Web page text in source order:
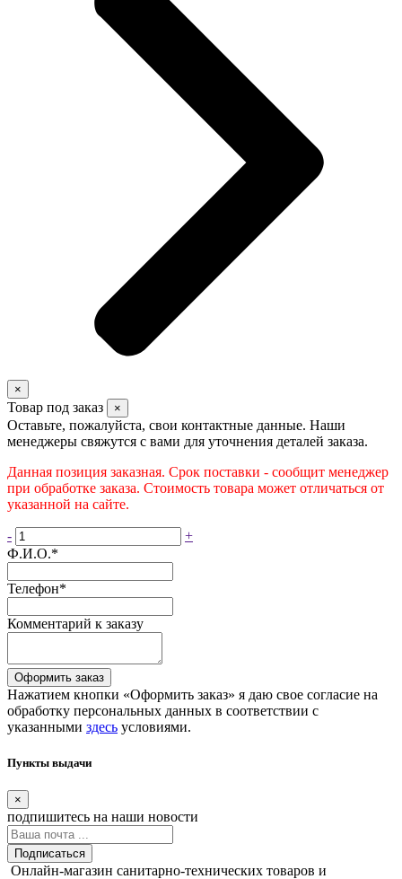
×
Товар под заказ ×
Оставьте, пожалуйста, свои контактные данные. Наши
менеджеры свяжутся с вами для уточнения деталей заказа.
Данная позиция заказная. Срок поставки - сообщит менеджер
при обработке заказа. Стоимость товара может отличаться от
указанной на сайте.
-
+
Ф.И.О.*
Телефон*
Комментарий к заказу
Оформить заказ
Нажатием кнопки «Оформить заказ» я даю свое согласие на
обработку персональных данных в соответствии с
указанными здесь условиями.
Пункты выдачи
×
подпишитесь на наши новости
Подписаться
Онлайн-магазин санитарно-технических товаров и